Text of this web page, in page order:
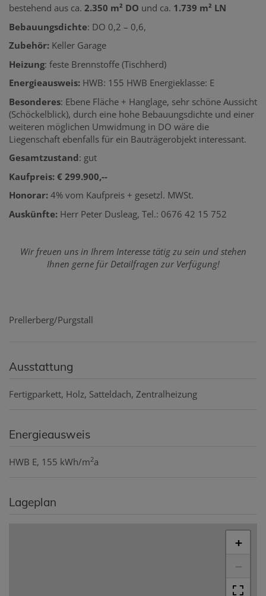
bestehend aus ca. 2.350 m² DO und ca. 1.739 m² LN
Bebauungsdichte: DO 0,2 – 0,6,
Zubehör: Keller Garage
Heizung: feste Brennstoffe (Tischherd)
Energieausweis: HWB: 155 HWB Energieklasse: E
Besonderes: Ebene Fläche + Hanglage, sehr schöne Aussicht
(Schöckelblick), durch eine hohe Bebauungsdichte und einer
weiteren möglichen Umwidmung in DO wäre die
Liegenschaft ebenfalls für ein Bauträgerobjekt interessant.
Gesamtzustand: gut
Kaufpreis: € 299.900,--
Honorar: 4% vom Kaufpreis + gesetzl. MWSt.
Auskünfte: Herr Peter Dusleag, Tel.: 0676 42 15 752
Wir freuen uns in Ihrem Interesse tätig zu sein und stehen
Ihnen gerne für Detailfragen zur Verfügung!
Prellerberg/Purgstall
Ausstattung
Fertigparkett Holz Satteldach Zentralheizung
Energieausweis
HWB E, 155 kWh/m2a
Lageplan
+
−